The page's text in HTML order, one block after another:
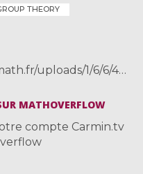
THEORY
16648158/cumplido_luminyvirtual.pdf
MATHOVERFLOW
compte Carmin.tv